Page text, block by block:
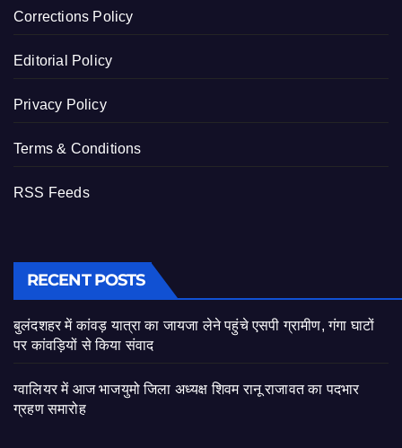
Corrections Policy
Editorial Policy
Privacy Policy
Terms & Conditions
RSS Feeds
RECENT POSTS
बुलंदशहर में कांवड़ यात्रा का जायजा लेने पहुंचे एसपी ग्रामीण, गंगा घाटों
पर कांवड़ियों से किया संवाद
ग्वालियर में आज भाजयुमो जिला अध्यक्ष शिवम रानू राजावत का पदभार
ग्रहण समारोह